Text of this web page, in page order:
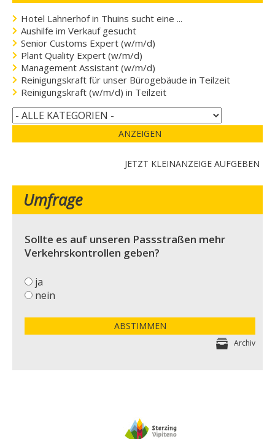
Hotel Lahnerhof in Thuins sucht eine ...
Aushilfe im Verkauf gesucht
Senior Customs Expert (w/m/d)
Plant Quality Expert (w/m/d)
Management Assistant (w/m/d)
Reinigungskraft für unser Bürogebäude in Teilzeit
Reinigungskraft (w/m/d) in Teilzeit
ANZEIGEN
JETZT KLEINANZEIGE AUFGEBEN
Umfrage
Sollte es auf unseren Passstraßen mehr
Verkehrskontrollen geben?
ja
nein
ABSTIMMEN
Archiv